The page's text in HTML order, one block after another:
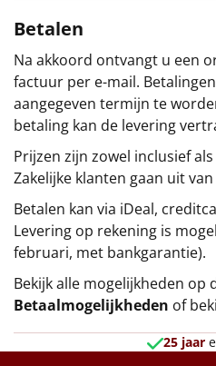
Betalen
Na akkoord ontvangt u een
factuur per e-mail.
aangegeven termijn te
betaling kan de levering
Prijzen zijn zowel inclusief
Zakelijke klanten gaan uit
Betalen kan via iDeal,
Levering op rekening is
februari, met bankgarantie).
Bekijk alle mogelijkheden op
Betaalmogelijkheden of
25 jaar